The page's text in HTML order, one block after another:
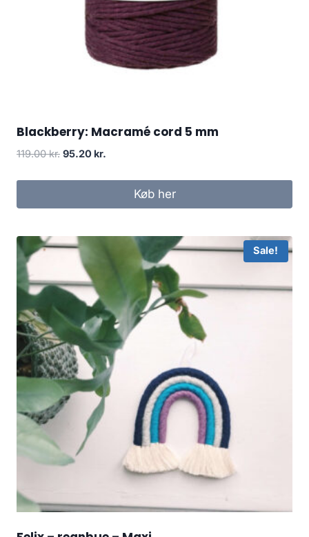
Blackberry: Macramé cord 5 mm
119.00kr. 95.20 kr.
Køb her
Sale!